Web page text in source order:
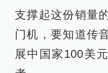
支撑起这份销量
门机，要知道传
展中国家100美